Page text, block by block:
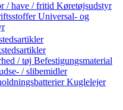
/ have / fritid Køretøjsudstyr
Universal- og
/ tøj Befestigungsmaterial
/ slibemidler
Kuglelejer